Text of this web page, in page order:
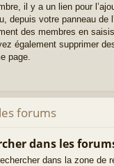
il y a un lien pour
depuis votre panneau de
des membres en
également supprimer
page.
forums
dans les
dans la zone de